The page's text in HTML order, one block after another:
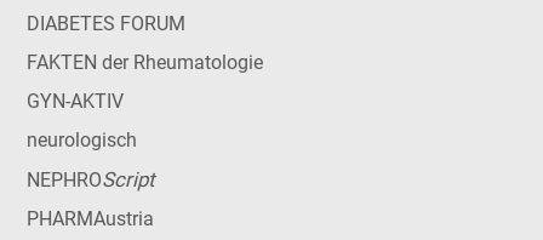
DIABETES FORUM
FAKTEN der Rheumatologie
GYN-AKTIV
neurologisch
NEPHROScript
PHARMAustria